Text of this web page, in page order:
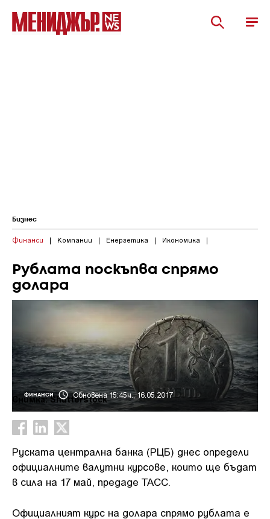
Бизнес
Финанси | Компании | Енергетика | Икономика |
Рублата поскъпва спрямо
долара
ФИНАНСИ Обновена 15:45ч., 16.05.2017
Снимка: Shutterstock
Руската централна банка (РЦБ) днес определи
официалните валутни курсове, които ще бъдат
в сила на 17 май, предаде ТАСС.
Официалният курс на долара спрямо рублата е